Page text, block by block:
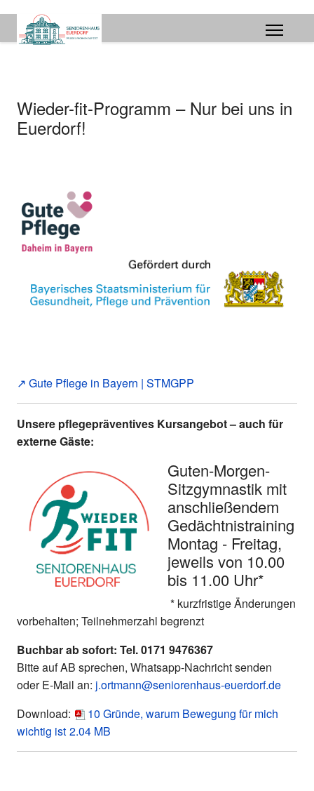
Wieder-fit-Programm – Nur bei uns in
Euerdorf!
↗️ Gute Pflege in Bayern | STMGPP
Unsere pflegepräventives Kursangebot–auch für
externe Gäste:
Guten-Morgen-
Sitzgymnastik mit
anschließendem
Gedächtnistraining
Montag - Freitag,
jeweils von 10.00
bis 11.00 Uhr*
* kurzfristige Änderungen
vorbehalten; Teilnehmerzahl begrenzt
Buchbar ab sofort: Tel. 0171 9476367
Bitte auf AB sprechen, Whatsapp-Nachricht senden
oder E-Mail an: j.ortmann@seniorenhaus-euerdorf.de
Download:
10 Gründe, warum Bewegung für mich
wichtig ist 2.04 MB